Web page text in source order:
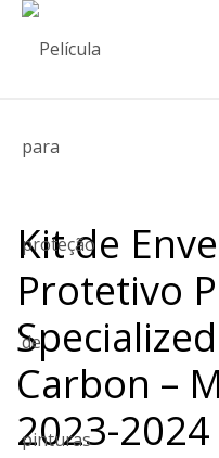
Kit de
Protetivo
Carbon –
2023-